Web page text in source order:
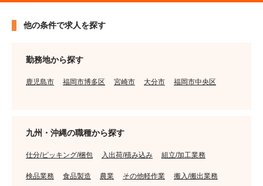
他の条件で求人を探す
勤務地から探す
鹿児島市 福岡市博多区 宮崎市 大分市 福岡市中央区
九州・沖縄の職種から探す
仕分/ピッキング/梱包 入出荷/積み込み 組立/加工業務
検品業務 食品製造 農業 その他軽作業 搬入/搬出業務